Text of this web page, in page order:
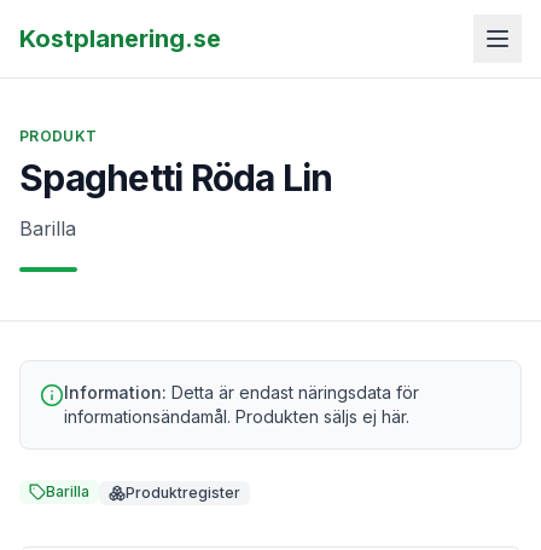
Kostplanering.se
PRODUKT
Spaghetti Röda Lin
Barilla
Information: Detta är endast näringsdata för
informationsändamål. Produkten säljs ej här.
Barilla Produktregister